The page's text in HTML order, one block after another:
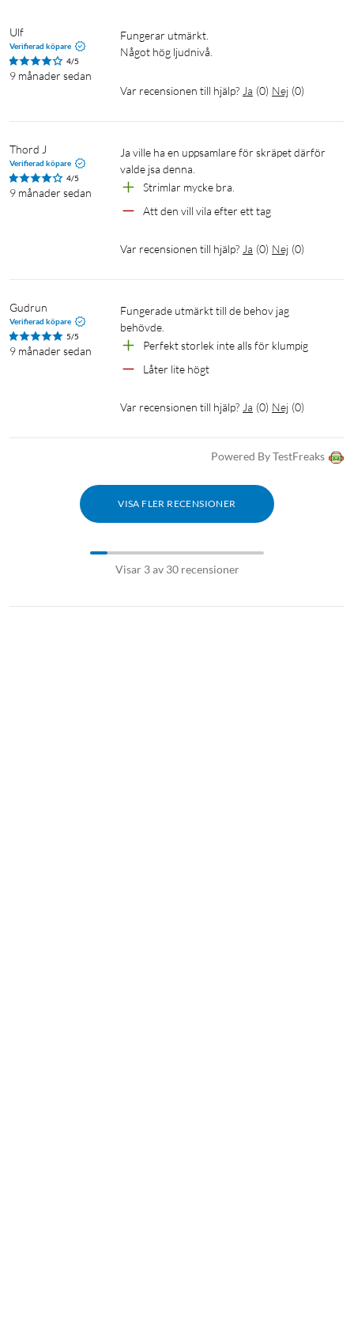
Ulf
Verifierad köpare
4/5
9 månader sedan
Fungerar utmärkt.
Något hög ljudnivå.
Var recensionen till hjälp? Ja (0) Nej (0)
Thord J
Verifierad köpare
4/5
9 månader sedan
Ja ville ha en uppsamlare för skräpet därför
valde jsa denna.
Strimlar mycke bra.
Att den vill vila efter ett tag
Var recensionen till hjälp? Ja (0) Nej (0)
Gudrun
Verifierad köpare
5/5
9 månader sedan
Fungerade utmärkt till de behov jag
Perfekt storlek inte alls för klumpig
Låter lite högt
Var recensionen till hjälp? Ja (0) Nej (0)
Powered By TestFreaks
VISA FLER RECENSIONER
Visar 3 av 30 recensioner